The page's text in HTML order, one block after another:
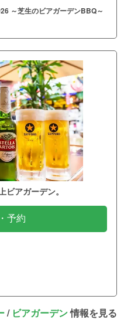
～芝生のビアガーデンBBQ～
アガーデン。
予約
/ ビアガーデン情報を見る